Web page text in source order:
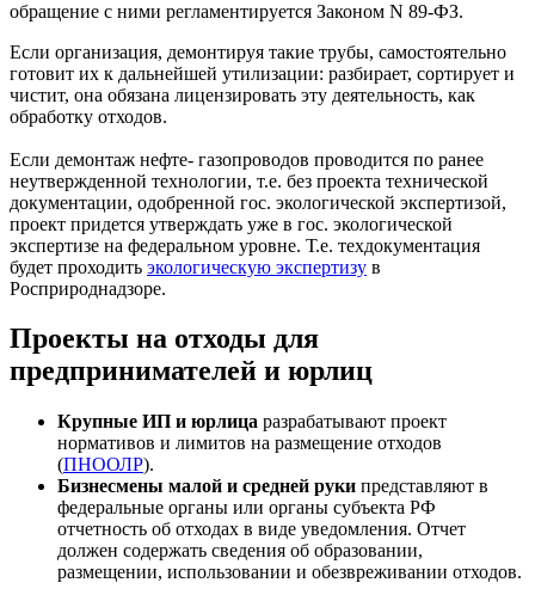
обращение с ними регламентируется Законом N 89-ФЗ.
Если организация, демонтируя такие трубы, самостоятельно
готовит их к дальнейшей утилизации: разбирает, сортирует и
чистит, она обязана лицензировать эту деятельность, как
обработку отходов.
Если демонтаж нефте- газопроводов проводится по ранее
неутвержденной технологии, т.е. без проекта технической
документации, одобренной гос. экологической экспертизой,
проект придется утверждать уже в гос. экологической
экспертизе на федеральном уровне. Т.е. техдокументация
будет проходить экологическую экспертизу в
Росприроднадзоре.
Проекты на отходы для
предпринимателей и юрлиц
Крупные ИП и юрлица разрабатывают проект
нормативов и лимитов на размещение отходов
(ПНООЛР).
Бизнесмены малой и средней руки представляют в
федеральные органы или органы субъекта РФ
отчетность об отходах в виде уведомления. Отчет
должен содержать сведения об образовании,
размещении, использовании и обезвреживании отходов.